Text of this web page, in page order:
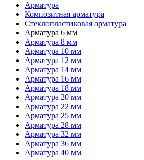
Арматура
Композитная арматура
Стеклопластиковая арматура
Арматура 6 мм
Арматура 8 мм
Арматура 10 мм
Арматура 12 мм
Арматура 14 мм
Арматура 16 мм
Арматура 18 мм
Арматура 20 мм
Арматура 22 мм
Арматура 25 мм
Арматура 28 мм
Арматура 32 мм
Арматура 36 мм
Арматура 40 мм